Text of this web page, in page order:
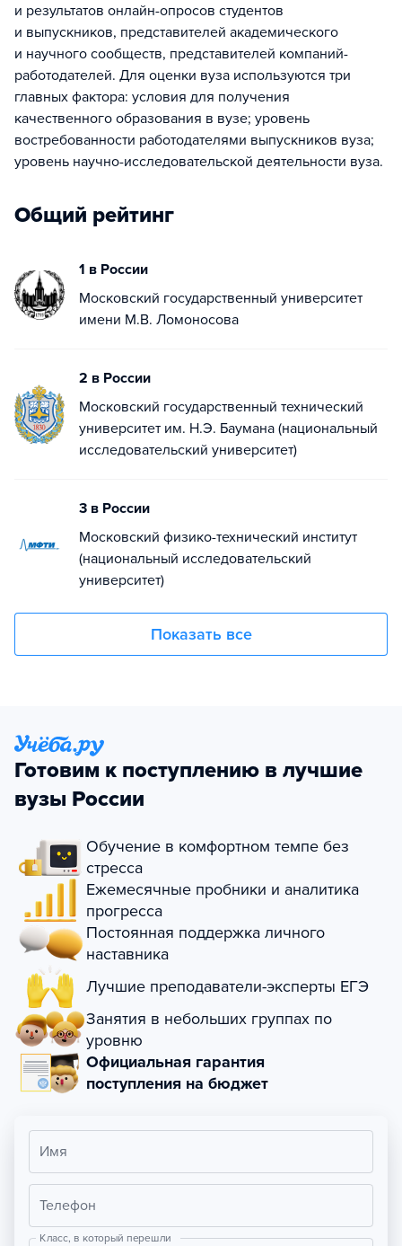
и результатов онлайн-опросов студентов
и выпускников, представителей академического
и научного сообществ, представителей компаний-
работодателей. Для оценки вуза используются три
главных фактора: условия для получения
качественного образования в вузе; уровень
востребованности работодателями выпускников вуза;
уровень научно-исследовательской деятельности вуза.
Общий рейтинг
1 в России
Московский государственный университет
имени М.В. Ломоносова
2 в России
Московский государственный технический
университет им. Н.Э. Баумана (национальный
исследовательский университет)
3 в России
Московский физико-технический институт
(национальный исследовательский
университет)
Показать все
Готовим к поступлению в лучшие
вузы России
Обучение в комфортном темпе без
стресса
Ежемесячные пробники и аналитика
прогресса
Постоянная поддержка личного
наставника
Лучшие преподаватели-эксперты ЕГЭ
Занятия в небольших группах по
уровню
Официальная гарантия
поступления на бюджет
Имя
Телефон
Класс, в который перешли